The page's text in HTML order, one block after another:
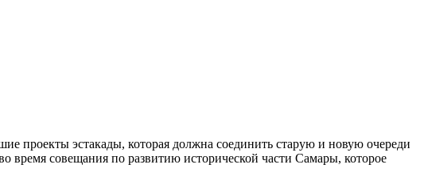
проекты эстакады, которая должна соединить старую и новую очереди
время совещания по развитию исторической части Самары, которое